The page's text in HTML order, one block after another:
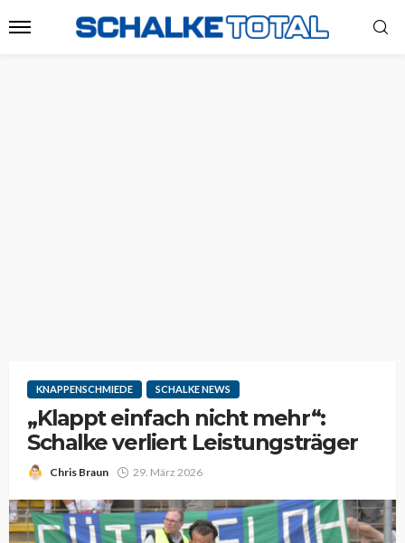
KNAPPENSCHMIEDE SCHALKE NEWS
„Klappt einfach nicht mehr“:
Schalke verliert Leistungsträger
Chris Braun 29. März 2026